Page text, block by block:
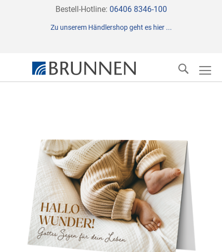
Direkt
Inhalt
Bestell-Hotline: 06406 8346-100
Zu unserem Händlershop geht es hier ...
Suche